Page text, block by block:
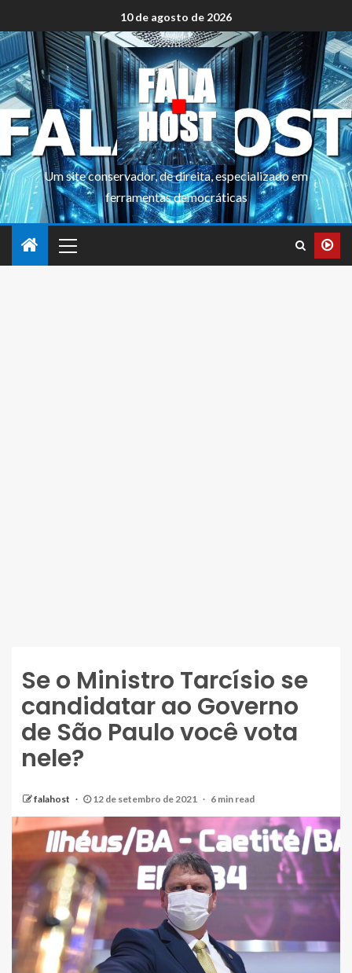
10 de agosto de 2026
Um site conservador, de direita, especializado em
ferramentas democráticas
Se o Ministro Tarcísio se
candidatar ao Governo
de São Paulo você vota
nele?
falahost 12 de setembro de 2021 6 min read